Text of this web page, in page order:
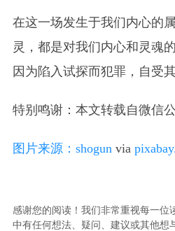
在这一场发生于我们内心的
灵，都是对我们内心和灵魂
因为陷入试探而犯罪，自受其
特别鸣谢：本文转载自微信
图片来源： shogun via
感谢您的阅读！我们非常重视每一位
中有任何想法、疑问、建议或其他想